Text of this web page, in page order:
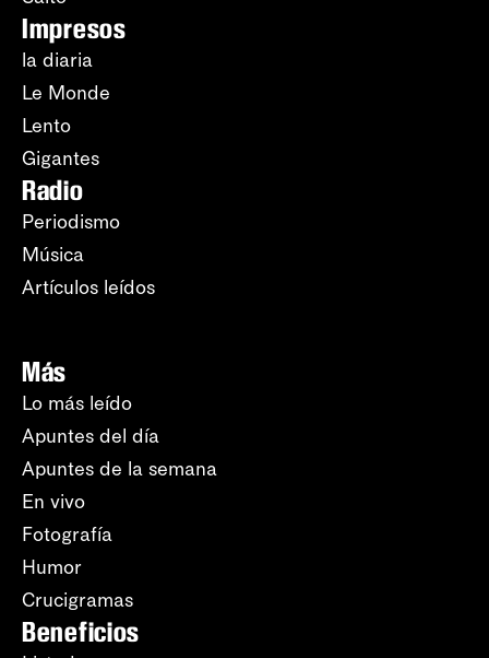
Impresos
la diaria
Le Monde
Lento
Gigantes
Radio
Periodismo
Música
Artículos leídos
Más
Lo más leído
Apuntes del día
Apuntes de la semana
En vivo
Fotografía
Humor
Crucigramas
Beneficios